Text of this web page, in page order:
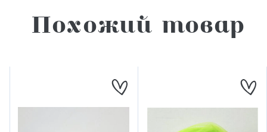
Похожий товар